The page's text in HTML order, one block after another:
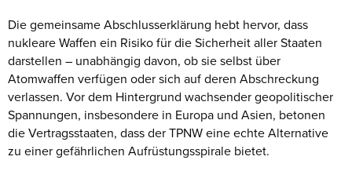
Die gemeinsame Abschlusserklärung hebt hervor, dass
nukleare Waffen ein Risiko für die Sicherheit aller Staaten
darstellen – unabhängig davon, ob sie selbst über
Atomwaffen verfügen oder sich auf deren Abschreckung
verlassen. Vor dem Hintergrund wachsender geopolitischer
Spannungen, insbesondere in Europa und Asien, betonen
die Vertragsstaaten, dass der TPNW eine echte Alternative
zu einer gefährlichen Aufrüstungsspirale bietet.